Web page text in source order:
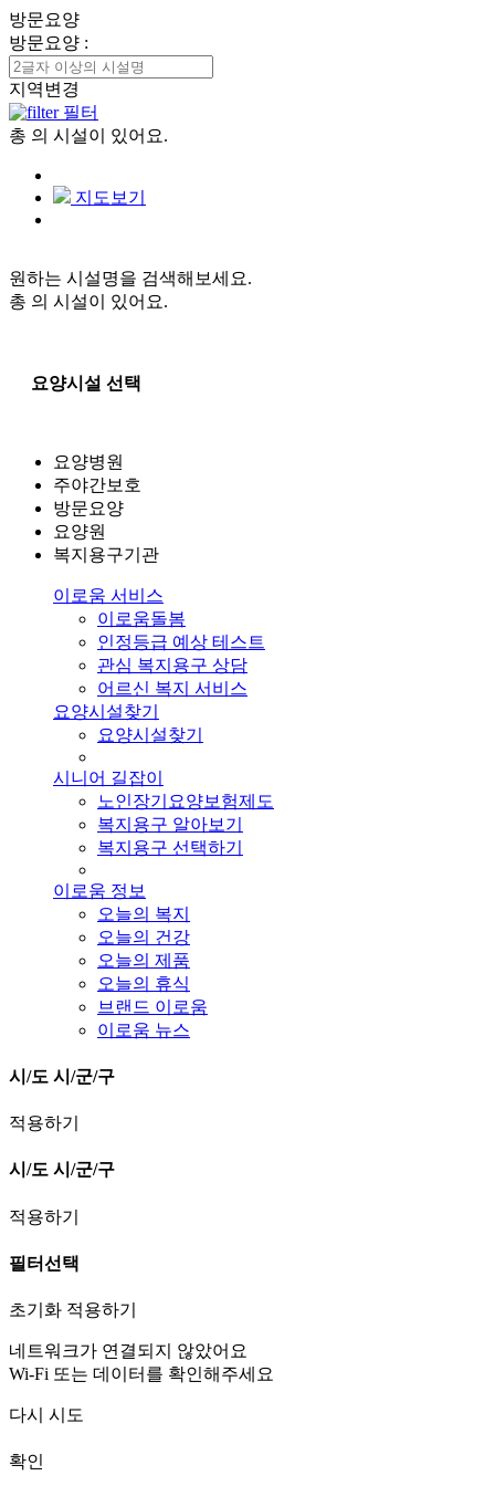
방문요양
방문요양 :
지역변경
필터
총 의 시설이 있어요.
지도보기
원하는 시설명을 검색해보세요.
총 의 시설이 있어요.
요양시설 선택
요양병원
주야간보호
방문요양
요양원
복지용구기관
이로움 서비스
이로움돌봄
인정등급 예상 테스트
관심 복지용구 상담
어르신 복지 서비스
요양시설찾기
요양시설찾기
시니어 길잡이
노인장기요양보험제도
복지용구 알아보기
복지용구 선택하기
이로움 정보
오늘의 복지
오늘의 건강
오늘의 제품
오늘의 휴식
브랜드 이로움
이로움 뉴스
시/도 시/군/구
적용하기
시/도 시/군/구
적용하기
필터선택
초기화 적용하기
네트워크가 연결되지 않았어요
Wi-Fi 또는 데이터를 확인해주세요
다시 시도
확인